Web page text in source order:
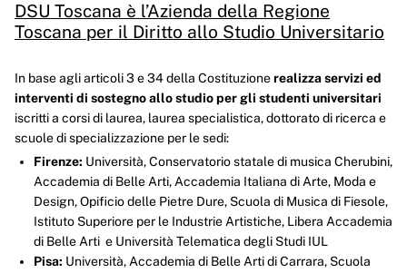
Sedi Amministrative
Viale Gramsci, 36
50132 - Firenze FI
P.zza dei Cavalieri, 6
56126 - Pisa PI
Via P. Mascagni, 53
53100 - Siena SI
Sedi decentrate
Arezzo
Via Laschi, 26
52100 - Arezzo AR
DSU Toscana è l’Azienda della Regione
Toscana per il Diritto allo Studio Universitario
In base agli articoli 3 e 34 della Costituzionerealizza servizi ed
interventi di sostegno allo studio per gli studenti universitari
iscritti a corsi di laurea, laurea specialistica, dottorato di ricerca e
scuole di specializzazione per le sedi:
Firenze: Università, Conservatorio statale di musica Cherubini,
Accademia di Belle Arti, Accademia Italiana di Arte, Moda e
Design, Opificio delle Pietre Dure, Scuola di Musica di Fiesole,
Istituto Superiore per le Industrie Artistiche, Libera Accademia
di Belle Arti e Università Telematica degli Studi IUL
Pisa: Università, Accademia di Belle Arti di Carrara, Scuola